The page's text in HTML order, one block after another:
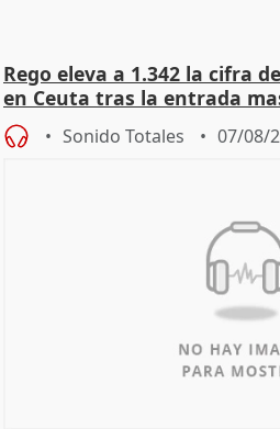
Rego eleva a 1.342 la cifra
en Ceuta tras la entrada
Sonido Totales 07/08/